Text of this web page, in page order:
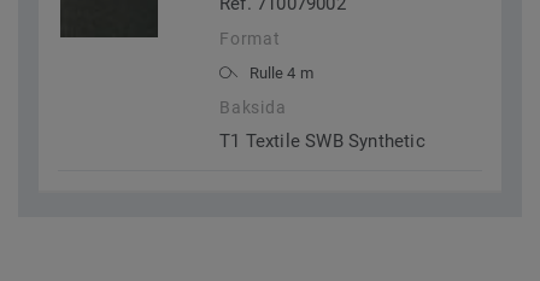
Format
Rulle 4 m
Baksida
T1 Textile SWB Synthetic